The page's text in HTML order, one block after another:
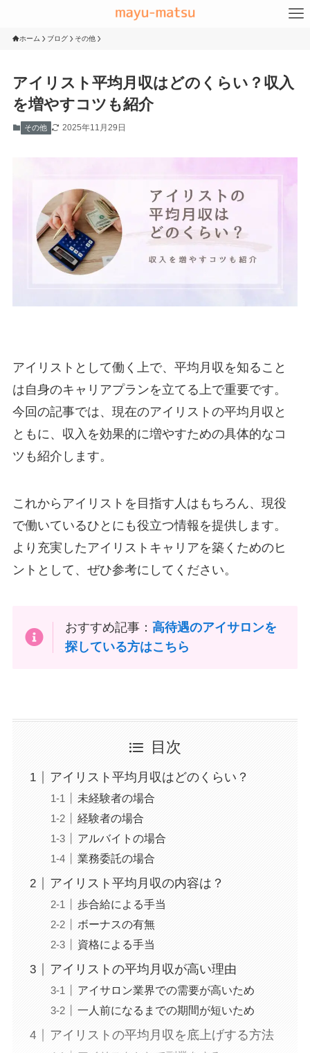
ホーム ブログ その他
アイリスト平均月収はどのくらい？収入
を増やすコツも紹介
その他 2025年11月29日
アイリストとして働く上で、平均月収を知ること
は自身のキャリアプランを立てる上で重要です。
今回の記事では、現在のアイリストの平均月収と
ともに、収入を効果的に増やすための具体的なコ
ツも紹介します。
これからアイリストを目指す人はもちろん、現役
で働いているひとにも役立つ情報を提供します。
より充実したアイリストキャリアを築くためのヒ
ントとして、ぜひ参考にしてください。
おすすめ記事：高待遇のアイサロンを
探している方はこちら
目次
アイリスト平均月収はどのくらい？
未経験者の場合
経験者の場合
アルバイトの場合
業務委託の場合
アイリスト平均月収の内容は？
歩合給による手当
ボーナスの有無
資格による手当
アイリストの平均月収が高い理由
アイサロン業界での需要が高いため
一人前になるまでの期間が短いため
アイリストの平均月収を底上げする方法